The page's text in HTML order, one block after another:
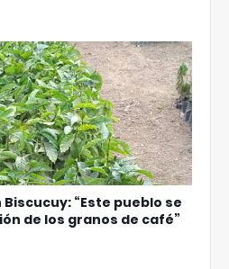
“Este pueblo se
de los granos de café”